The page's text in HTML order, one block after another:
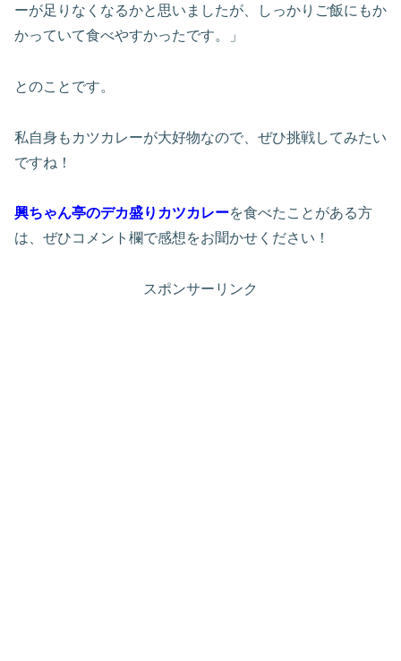
ーが足りなくなるかと思いましたが、しっかりご飯にもか
かっていて食べやすかったです。」
とのことです。
私自身もカツカレーが大好物なので、ぜひ挑戦してみたい
ですね！
興ちゃん亭のデカ盛りカツカレーを食べたことがある方
は、ぜひコメント欄で感想をお聞かせください！
スポンサーリンク